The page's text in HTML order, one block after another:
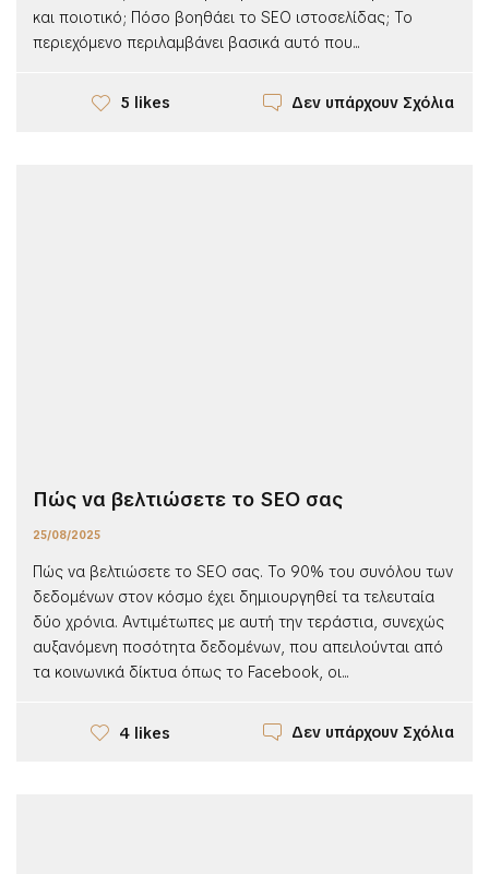
και ποιοτικό; Πόσο βοηθάει το SEO ιστοσελίδας; Το
περιεχόμενο περιλαμβάνει βασικά αυτό που...
5 likes Δεν υπάρχουν Σχόλια
Πώς να βελτιώσετε το SEO σας
25/08/2025
Πώς να βελτιώσετε το SEO σας. Το 90% του συνόλου των
δεδομένων στον κόσμο έχει δημιουργηθεί τα τελευταία
δύο χρόνια. Αντιμέτωπες με αυτή την τεράστια, συνεχώς
αυξανόμενη ποσότητα δεδομένων, που απειλούνται από
τα κοινωνικά δίκτυα όπως το Facebook, οι...
4 likes Δεν υπάρχουν Σχόλια